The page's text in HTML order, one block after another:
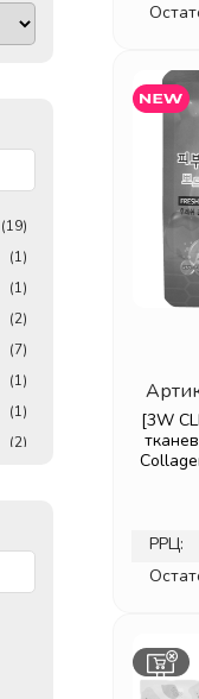
(19)
(1)
(1)
(2)
(7)
(1)
(1)
(2)
(11)
[3W
РРЦ: